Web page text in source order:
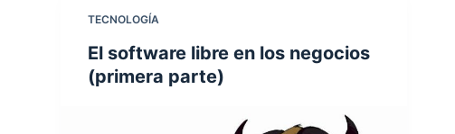
TECNOLOGÍA
El software libre en los negocios
(primera parte)